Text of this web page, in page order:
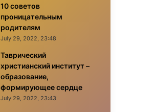
10 советов
проницательным
родителям
July 29, 2022, 23:48
Таврический
христианский институт –
образование,
формирующее сердце
July 29, 2022, 23:43